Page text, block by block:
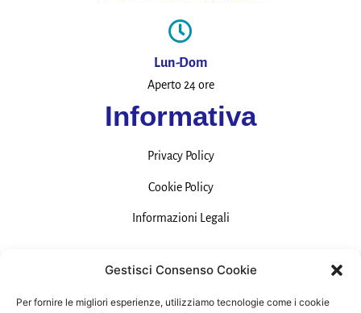
Gestisci Consenso Cookie
Per fornire le migliori esperienze, utilizziamo tecnologie come i cookie
Lun-Dom
Aperto 24 ore
Informativa
Privacy Policy
Cookie Policy
Informazioni Legali
Contatti